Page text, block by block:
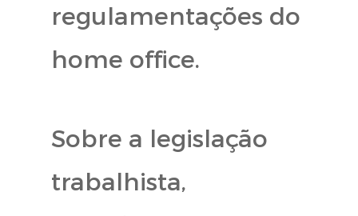
regulamentações do
home office.
Sobre a legislação
trabalhista,